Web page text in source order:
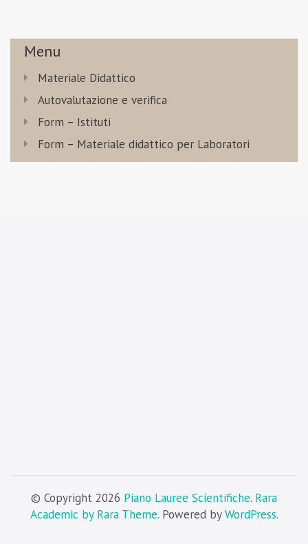
Menu
Materiale Didattico
Autovalutazione e verifica
Form – Istituti
Form – Materiale didattico per Laboratori
© Copyright 2026 Piano Lauree Scientifiche. Rara
Academic by Rara Theme.Powered byWordPress.